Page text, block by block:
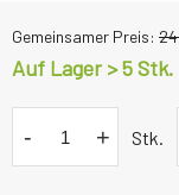
Gemeinsamer Preis: 24
Auf Lager > 5 Stk.
- + Stk.